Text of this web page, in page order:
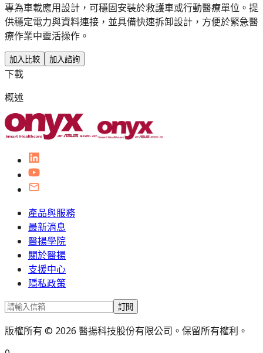
專為車載應用設計，可穩固安裝於救護車或行動醫療單位。提
供穩定電力與資料連接，並具備快速拆卸設計，方便於緊急醫
療作業中靈活操作。
加入比較 加入諮詢
下載
概述
產品與服務
最新消息
醫揚學院
關於醫揚
支援中心
隱私政策
訂閱
版權所有 © 2026 醫揚科技股份有限公司。保留所有權利。